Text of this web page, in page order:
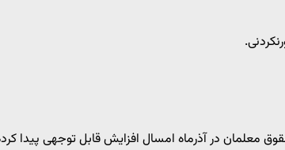
معلمان در آذرماه امسال افزایش قابل توجهی پیدا